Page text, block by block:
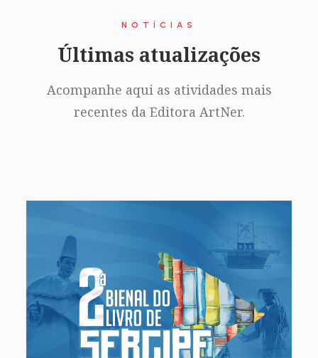
NOTÍCIAS
Últimas atualizações
Acompanhe aqui as atividades mais
recentes da Editora ArtNer.